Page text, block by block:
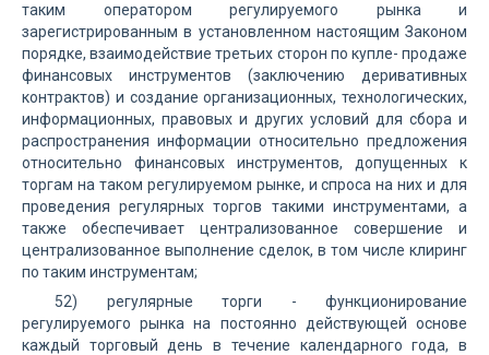
таким оператором регулируемого рынка и
зарегистрированным в установленном настоящим Законом
порядке, взаимодействие третьих сторон по купле- продаже
финансовых инструментов (заключению деривативных
контрактов) и создание организационных, технологических,
информационных, правовых и других условий для сбора и
распространения информации относительно предложения
относительно финансовых инструментов, допущенных к
торгам на таком регулируемом рынке, и спроса на них и для
проведения регулярных торгов такими инструментами, а
также обеспечивает централизованное совершение и
централизованное выполнение сделок, в том числе клиринг
по таким инструментам;
52) регулярные торги - функционирование
регулируемого рынка на постоянно действующей основе
каждый торговый день в течение календарного года, в